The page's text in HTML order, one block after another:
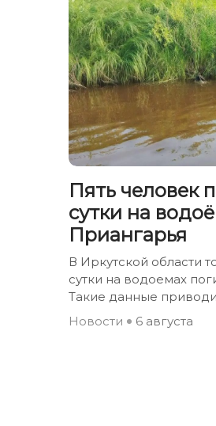
Пять человек
сутки на
Приангарья
В Иркутской области
сутки на водоемах
Такие данные
Новости
6 августа